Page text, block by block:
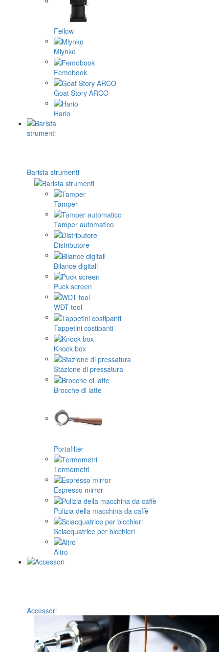
Fellow
Mlynko
Femobook
Goat Story ARCO
Hario
Barista strumenti
Tamper
Tamper automatico
Distributore
Bilance digitali
Puck screen
WDT tool
Tappetini costipanti
Knock box
Stazione di pressatura
Brocche di latte
Portafilter
Termometri
Espresso mirror
Pulizia della macchina da caffè
Sciacquatrice per bicchieri
Altro
Accessori